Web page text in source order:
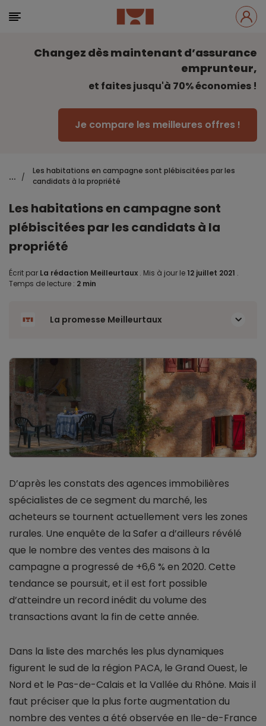
Changez dès maintenant d’assurance
emprunteur,
et faites jusqu'à 70% économies !
Je compare les meilleures offres !
... /
Les habitations en campagne sont plébiscitées par les
candidats à la propriété
Les habitations en campagne sont
plébiscitées par les candidats à la
propriété
Écrit par La rédaction Meilleurtaux . Mis à jour le 12 juillet 2021 .
Temps de lecture : 2 min
La promesse Meilleurtaux
D’après les constats des agences immobilières
spécialistes de ce segment du marché, les
acheteurs se tournent actuellement vers les zones
rurales. Une enquête de la Safer a d’ailleurs révélé
que le nombre des ventes des maisons à la
campagne a progressé de +6,6 % en 2020. Cette
tendance se poursuit, et il est fort possible
d’atteindre un record inédit du volume des
transactions avant la fin de cette année.
Dans la liste des marchés les plus dynamiques
figurent le sud de la région PACA, le Grand Ouest, le
Nord et le Pas-de-Calais et la Vallée du Rhône. Mais il
faut préciser que la plus forte augmentation du
nombre des ventes a été observée en Ile-de-France